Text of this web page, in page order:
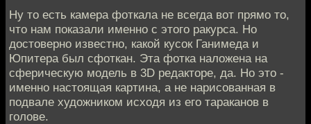
Ну то есть камера фоткала не всегда вот прямо то,
что нам показали именно с этого ракурса. Но
достоверно известно, какой кусок Ганимеда и
Юпитера был сфоткан. Эта фотка наложена на
сферическую модель в 3D редакторе, да. Но это -
именно настоящая картина, а не нарисованная в
подвале художником исходя из его тараканов в
голове.